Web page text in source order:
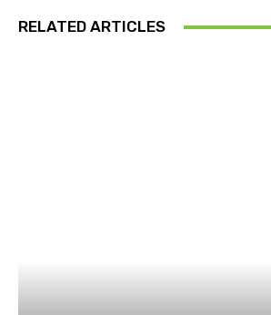
RELATED ARTICLES